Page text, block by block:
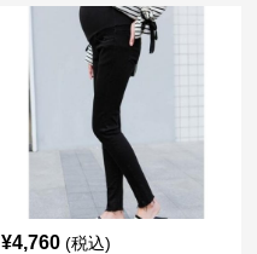
¥4,760 (税込)